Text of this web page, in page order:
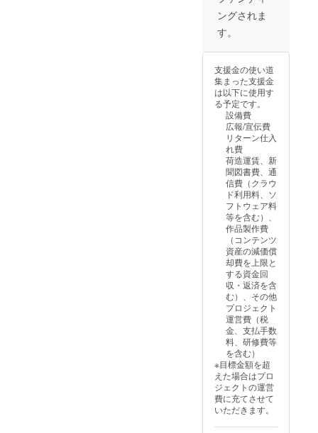
す。
CAMPF
た場
合、リ
ターン
をお届
けでき
なくな
りま
す。 ※
法人・
事業者
として
のお申
し込み
はでき
ませ
ん。
しょう
ゆ 1本
だし）
しょう
ゆ 1本
必ず、
本文の
各コー
スの説
明及び
本文の
注意事
項をご
覧くだ
さい。
※個人情
報管理
の観点
から、
デジタ
ルコン
テンツ
は、
メール
アドレ
スを収
集せ
ず、
CAMPF
IREメッ
セージ
機能に
てお届
けいた
しま
す。
ケージ
1個 ★
クしな
査役 1.5
巻」印
刷版 1
冊 ★監
督サイ
ン入り
DVD
ケージ
1個 ★
インシ
デント
レスぽ
ん酢
しょう
ゆ 1本
★DX
（DaXi /
だし）
しょう
ゆ 1本
★未ア
ニメ化
場面を1
カット
アニメ
化 必
ず、本
文の各
コース
の説明
及び本
ングされま
す。
支援金の使い道
集まった支援金
は以下に使用す
る予定です。
設備費
広報/宣伝費
リターン仕入
れ費
荷造運賃、新
聞図書費、通
信費（クラウ
ド利用料、ソ
フトウェア料
等を含む）、
作品製作費
（コンテンツ
資産の減価償
却費を上限と
する資金回
収・返済を含
む）、その他
プロジェクト
運営費（税
金、支払手数
料、研修費等
を含む）
※目標金額を超
えた場合はプロ
ジェクトの運営
費に充てさせて
いただきます。